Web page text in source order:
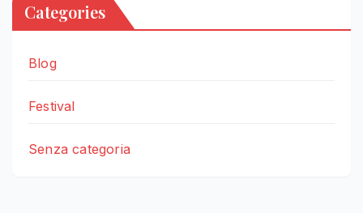
Categories
Blog
Festival
Senza categoria